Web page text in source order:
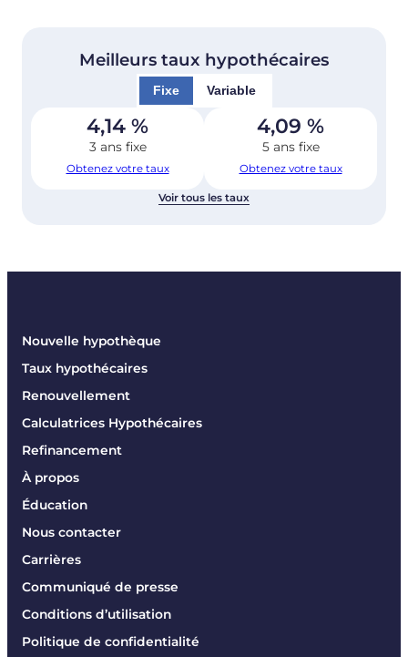
Meilleurs taux hypothécaires
Fixe Variable
4,14 %
3 ans fixe
Obtenez votre taux
4,09 %
5 ans fixe
Obtenez votre taux
Voir tous les taux
Nouvelle hypothèque
Taux hypothécaires
Renouvellement
Calculatrices Hypothécaires
Refinancement
À propos
Éducation
Nous contacter
Carrières
Communiqué de presse
Conditions d’utilisation
Politique de confidentialité